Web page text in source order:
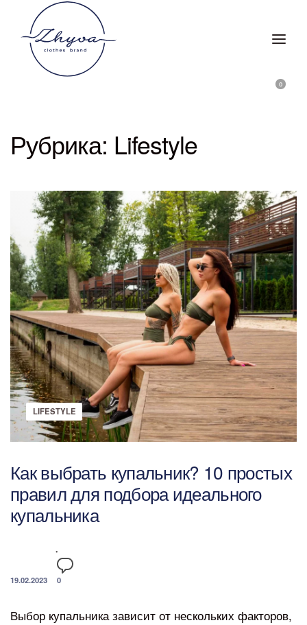
0
Рубрика: Lifestyle
LIFESTYLE
Как выбрать купальник? 10 простых
правил для подбора идеального
купальника
19.02.2023 0
Выбор купальника зависит от нескольких факторов,